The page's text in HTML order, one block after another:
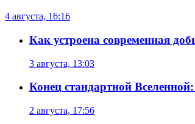
4 августа, 16:16
Как устроена современная
3 августа, 13:03
Конец стандартной
2 августа, 17:56